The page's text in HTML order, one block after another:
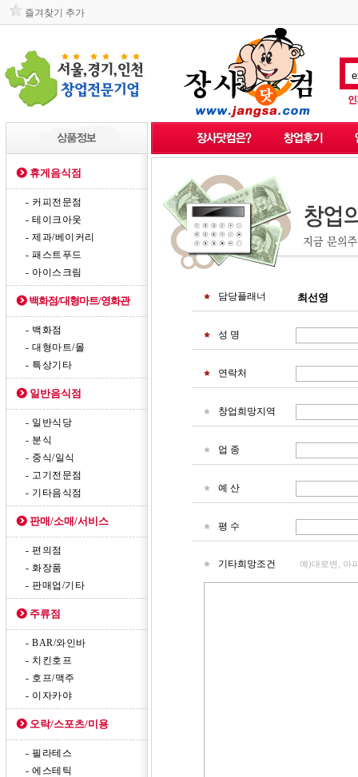
즐겨찾기 추가
휴게음식점
- 커피전문점
- 테이크아웃
- 제과/베이커리
- 패스트푸드
- 아이스크림
백화점/대형마트/영화관
- 백화점
- 대형마트/몰
- 특상기타
일반음식점
- 일반식당
- 분식
- 중식/일식
- 고기전문점
- 기타음식점
판매/소매/서비스
- 편의점
- 화장품
- 판매업/기타
주류점
- BAR/와인바
- 치킨호프
- 호프/맥주
- 이자카야
오락/스포츠/미용
- 필라테스
- 에스테틱
담당플래너
성 명
연락처
창업희망지역
업 종
예 산
평 수
기타희망조건 예)대로변, 아